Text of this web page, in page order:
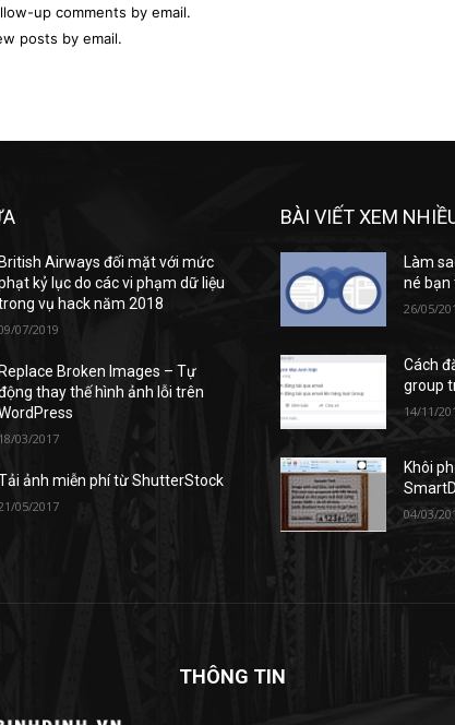
up comments by email.
posts by email.
British Airways đối mặt với mức
kỷ lục do các vi phạm dữ liệu
vụ hack năm 2018
07/2019
Replace Broken Images – Tự
thay thế hình ảnh lỗi trên
18/03/2017
ảnh miễn phí từ ShutterStock
05/2017
BÀI VIẾT XEM
Làm
né bạn
26/05/
Cách
group
14/11/
Khôi
04/03/
THÔNG TIN